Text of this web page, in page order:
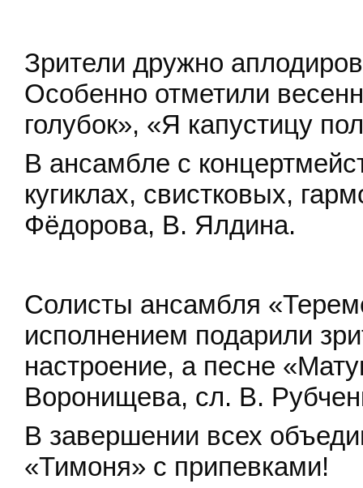
Зрители дружно
Особенно отметили
голубок», «Я капустицу
В ансамбле с
кугиклах, свистковых,
Фёдорова, В. Ялдина.
Солисты ансамбля
исполнением подарили
настроение, а песне
Воронищева, сл. В.
В завершении всех
«Тимоня» с припевками!